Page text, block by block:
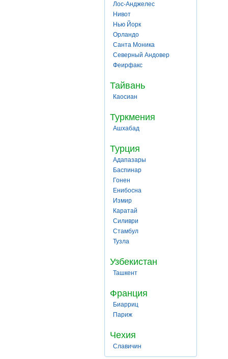
Лос-Анджелес
Нивот
Нью Йорк
Орландо
Санта Моника
Северный Андовер
Феирфакс
Тайвань
Каосиан
Туркмения
Ашхабад
Турция
Адапазары
Баспинар
Гонен
Енибосна
Измир
Каратай
Силиври
Стамбул
Тузла
Узбекистан
Ташкент
Франция
Биарриц
Париж
Чехия
Славичин